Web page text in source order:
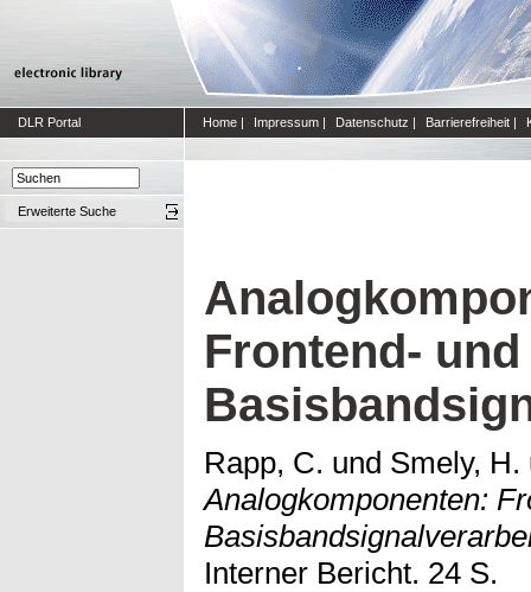
DLR Portal Home | Impressum | Datenschutz | Barrierefreiheit |
Erweiterte Suche
Frontend- und
Rapp, C. und Smely, H.
Analogkomponenten:
Interner Bericht. 24 S.